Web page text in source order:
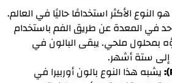
هو النوع الأكثر استخدامًا حاليًا في العالم.
في المعدة عن طريق الفم باستخدام
بمحلول ملحي. يبقى البالون في
ستة أشهر.
يشبه هذا النوع بالون أوربيرا في